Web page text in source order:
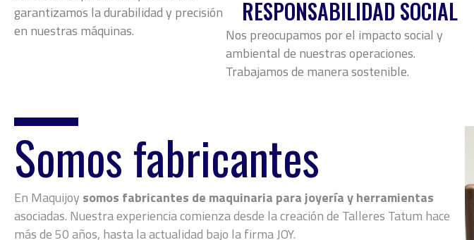
garantizamos la durabilidad y precisión
en nuestras máquinas.
RESPONSABILIDAD SOCIAL
Nos preocupamos por el impacto social y
ambiental de nuestras operaciones.
Trabajamos de manera sostenible.
Somos fabricantes
En Maquijoy somos fabricantes de maquinaria para joyería y herramientas
asociadas. Nuestra experiencia comienza desde la creación de Talleres Tatum hace
más de 50 años, hasta la actualidad bajo la firma JOY.